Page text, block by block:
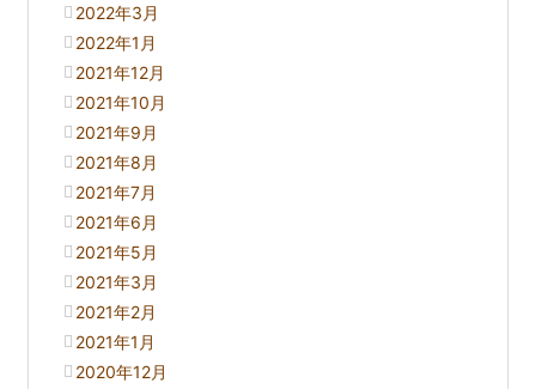
2022年3月
2022年1月
2021年12月
2021年10月
2021年9月
2021年8月
2021年7月
2021年6月
2021年5月
2021年3月
2021年2月
2021年1月
2020年12月